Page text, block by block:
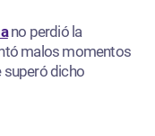
no perdió la
malos momentos
superó dicho